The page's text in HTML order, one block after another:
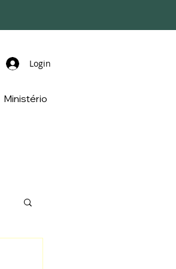
Login
Ministério